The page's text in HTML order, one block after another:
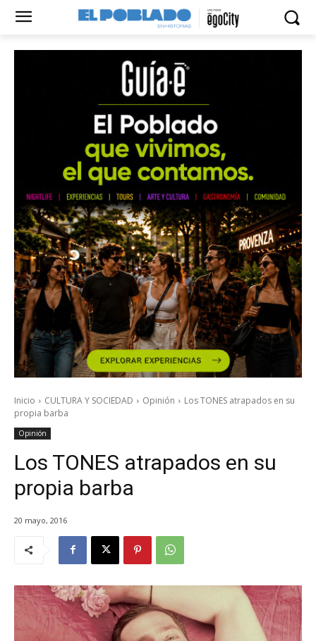
Inicio CULTURA Y SOCIEDAD Opinión
Los TONES atrapados en su
propia barba
Opinión
Los TONES atrapados en su
propia barba
20 mayo, 2016